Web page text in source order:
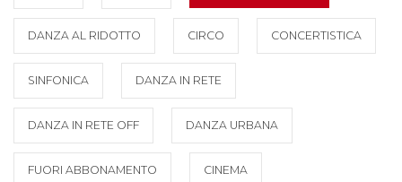
DANZA AL RIDOTTO CIRCO CONCERTISTICA
SINFONICA DANZA IN RETE
DANZA IN RETE OFF DANZA URBANA
FUORI ABBONAMENTO CINEMA